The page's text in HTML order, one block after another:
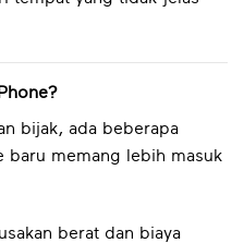
bijak, ada beberapa
baru memang lebih masuk
berat dan biaya